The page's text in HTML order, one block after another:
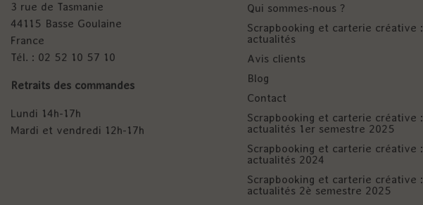
3 rue de Tasmanie
44115 Basse Goulaine
France
Tél. : 02 52 10 57 10
Retraits des commandes
Lundi 14h-17h
Mardi et vendredi 12h-17h
Qui sommes-nous ?
Scrapbooking et carterie créative :
actualités
Avis clients
Blog
Contact
Scrapbooking et carterie créative :
actualités 1er semestre 2025
Scrapbooking et carterie créative :
actualités 2024
Scrapbooking et carterie créative :
actualités 2è semestre 2025